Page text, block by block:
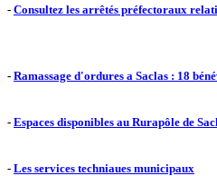
- Consultez les arrêtés préfectoraux
- Ramassage d'ordures a Saclas : 18
- Espaces disponibles au Rurapôle de
- Les services techniaues municipaux